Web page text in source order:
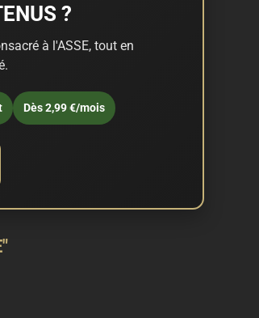
?
à l'ASSE, tout en
Dès 2,99 €/mois